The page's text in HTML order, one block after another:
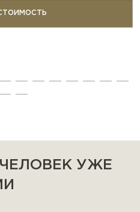
ЧЕЛОВЕК УЖЕ